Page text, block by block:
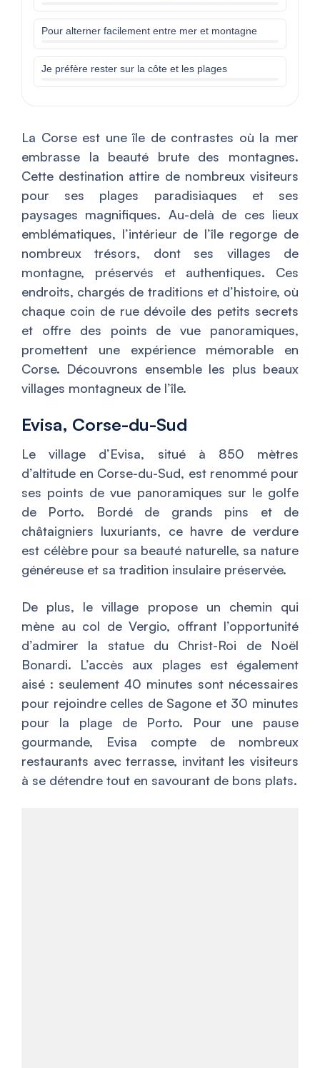
Pour alterner facilement entre mer et montagne
Je préfère rester sur la côte et les plages
La Corse est une île de contrastes où la mer
embrasse la beauté brute des montagnes.
Cette destination attire de nombreux visiteurs
pour ses plages paradisiaques et ses
paysages magnifiques. Au-delà de ces lieux
emblématiques, l’intérieur de l’île regorge de
nombreux trésors, dont ses villages de
montagne, préservés et authentiques. Ces
endroits, chargés de traditions et d’histoire, où
chaque coin de rue dévoile des petits secrets
et offre des points de vue panoramiques,
promettent une expérience mémorable en
Corse. Découvrons ensemble les plus beaux
villages montagneux de l’île.
Evisa, Corse-du-Sud
Le village d’Evisa, situé à 850 mètres
d’altitude en Corse-du-Sud, est renommé pour
ses points de vue panoramiques sur le golfe
de Porto. Bordé de grands pins et de
châtaigniers luxuriants, ce havre de verdure
est célèbre pour sa beauté naturelle, sa nature
généreuse et sa tradition insulaire préservée.
De plus, le village propose un chemin qui
mène au col de Vergio, offrant l’opportunité
d’admirer la statue du Christ-Roi de Noël
Bonardi. L’accès aux plages est également
aisé : seulement 40 minutes sont nécessaires
pour rejoindre celles de Sagone et 30 minutes
pour la plage de Porto. Pour une pause
gourmande, Evisa compte de nombreux
restaurants avec terrasse, invitant les visiteurs
à se détendre tout en savourant de bons plats.